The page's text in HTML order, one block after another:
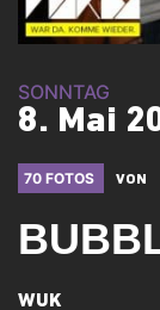
SONNTAG
8. Mai
70 FOTOS VON
WUK